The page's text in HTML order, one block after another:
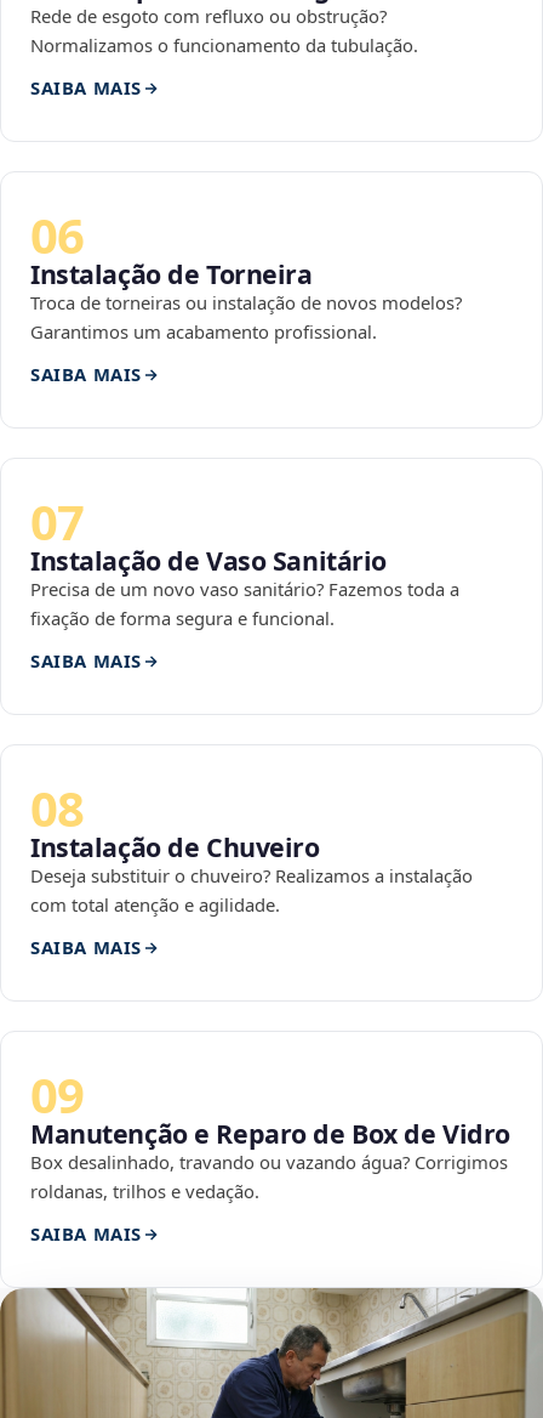
Rede de esgoto com refluxo ou obstrução?
Normalizamos o funcionamento da tubulação.
SAIBA MAIS
06
Instalação de Torneira
Troca de torneiras ou instalação de novos modelos?
Garantimos um acabamento profissional.
SAIBA MAIS
07
Instalação de Vaso Sanitário
Precisa de um novo vaso sanitário? Fazemos toda a
fixação de forma segura e funcional.
SAIBA MAIS
08
Instalação de Chuveiro
Deseja substituir o chuveiro? Realizamos a instalação
com total atenção e agilidade.
SAIBA MAIS
09
Manutenção e Reparo de Box de Vidro
Box desalinhado, travando ou vazando água? Corrigimos
roldanas, trilhos e vedação.
SAIBA MAIS